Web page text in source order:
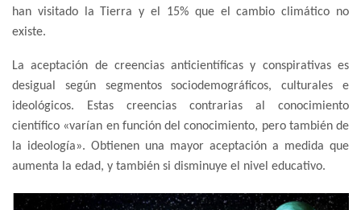
han visitado la Tierra y el 15% que el cambio climático no
existe.
La aceptación de creencias anticientíficas y conspirativas es
desigual según segmentos sociodemográficos, culturales e
ideológicos. Estas creencias contrarias al conocimiento
científico «varían en función del conocimiento, pero también de
la ideología». Obtienen una mayor aceptación a medida que
aumenta la edad, y también si disminuye el nivel educativo.